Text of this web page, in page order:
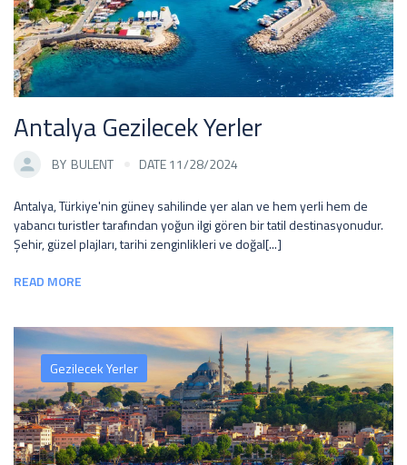
Antalya Gezilecek Yerler
BY BULENT DATE 11/28/2024
Antalya, Türkiye'nin güney sahilinde yer alan ve hem yerli hem de
yabancı turistler tarafından yoğun ilgi gören bir tatil destinasyonudur.
Şehir, güzel plajları, tarihi zenginlikleri ve doğal[...]
READ MORE
Gezilecek Yerler